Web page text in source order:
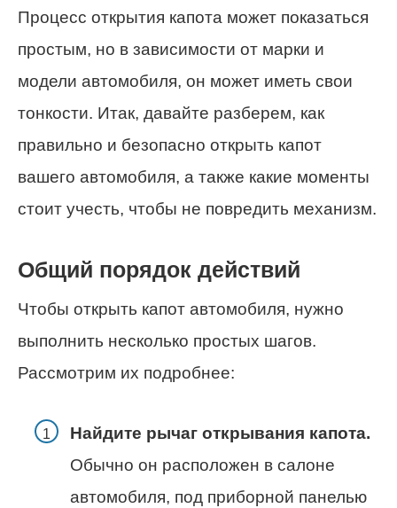
Процесс открытия капота может показаться
простым, но в зависимости от марки и
модели автомобиля, он может иметь свои
тонкости. Итак, давайте разберем, как
правильно и безопасно открыть капот
вашего автомобиля, а также какие моменты
стоит учесть, чтобы не повредить механизм.
Общий порядок действий
Чтобы открыть капот автомобиля, нужно
выполнить несколько простых шагов.
Рассмотрим их подробнее:
Найдите рычаг открывания капота.
Обычно он расположен в салоне
автомобиля, под приборной панелью